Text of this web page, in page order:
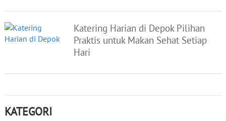
Katering Harian di Depok Pilihan
Praktis untuk Makan Sehat Setiap
Hari
KATEGORI